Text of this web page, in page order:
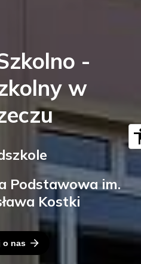
-
w
Podstawowa im.
Kostki
o nas